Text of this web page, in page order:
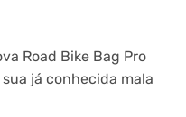
Road Bike Bag Pro
já conhecida mala